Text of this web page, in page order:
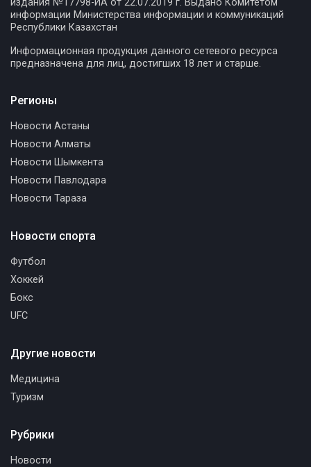
информации Министерства информации и коммуникаций
Республики Казахстан
Информационная продукция данного сетевого ресурса
предназначена для лиц, достигших 18 лет и старше.
Регионы
Новости Астаны
Новости Алматы
Новости Шымкента
Новости Павлодара
Новости Тараза
Новости спорта
Футбол
Хоккей
Бокс
UFC
Другие новости
Медицина
Туризм
Рубрики
Новости